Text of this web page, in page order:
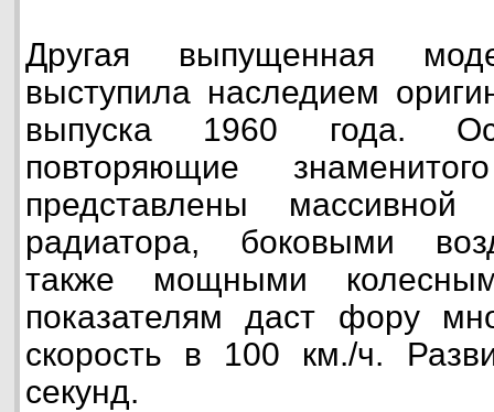
Другая выпущенная
выступила наследием
выпуска 1960 года.
повторяющие
представлены массивной
радиатора, боковыми
также мощными
показателям даст фору
скорость в 100 км./ч.
секунд.